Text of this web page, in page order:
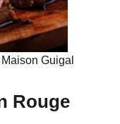
Guigal
Rouge